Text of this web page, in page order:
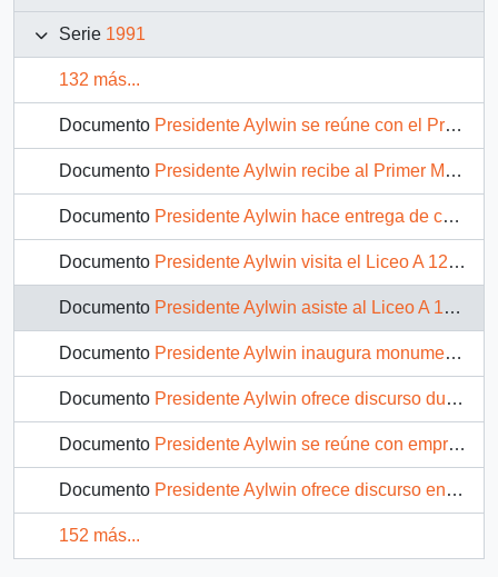
Serie 1991
132 más...
Documento Presidente Aylwin se reúne con el Primer Ministro de Malasia en el Palacio de la Moneda : video
Documento Presidente Aylwin recibe al Primer Ministro de Malasia en la Moneda : video
Documento Presidente Aylwin hace entrega de condecoraciones al Primer Ministro de Malacia Mahathir Mohamad : video
Documento Presidente Aylwin visita el Liceo A 127 Fidel Pinochet de San Bernardo : video
Documento Presidente Aylwin asiste al Liceo A 129 Miguel Aylwin : video
Documento Presidente Aylwin inaugura monumento en honor a su padre Don Miguel Aylwin en el Liceo A 129 : video
Documento Presidente Aylwin ofrece discurso durante gira por la Tercera Región : video
Documento Presidente Aylwin se reúne con empresarios de la Tercera Región de Atacama : video
Documento Presidente Aylwin ofrece discurso en Chañaral sobre las medidas de contingencia con motivo del aluvión que sufrió la ciudad : video
152 más...